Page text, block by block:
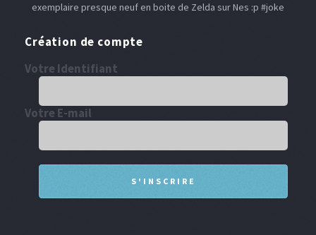
exemplaire presque neuf en boite de Zelda sur Nes :p #joke
Création de compte
Votre Identifiant
Votre E-mail